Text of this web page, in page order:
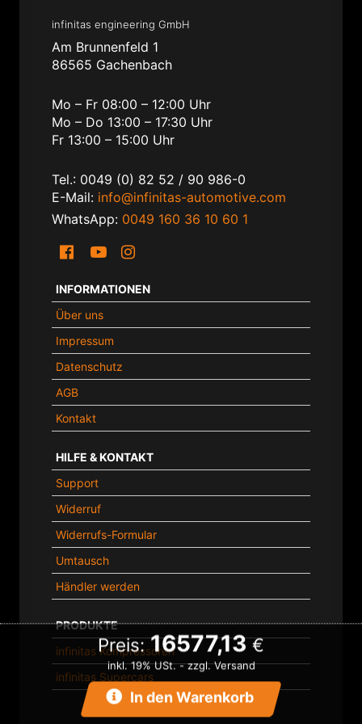
Preis: 16577,13 €
inkl. 19% USt. - zzgl. Versand
In den Warenkorb
infinitas engineering GmbH
Am Brunnenfeld 1
86565 Gachenbach
Mo – Fr 08:00 – 12:00 Uhr
Mo – Do 13:00 – 17:30 Uhr
Fr 13:00 – 15:00 Uhr
Tel.: 0049 (0) 82 52 / 90 986-0
E-Mail: info@infinitas-automotive.com
WhatsApp: 0049 160 36 10 60 1
INFORMATIONEN
Über uns
Impressum
Datenschutz
AGB
Kontakt
HILFE & KONTAKT
Support
Widerruf
Widerrufs-Formular
Umtausch
Händler werden
PRODUKTE
infinitas Kompressoren
infinitas Supercars